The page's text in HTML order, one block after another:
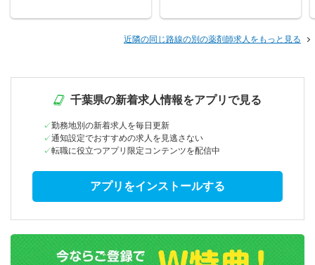
近隣の同じ路線の別の薬剤師求人をもっと見る
千葉県の新着求人情報をアプリで見る
勤務地別の新着求人を毎日更新
通知設定でおすすめの求人を見逃さない
転職に役立つアプリ限定コンテンツを配信中
アプリをインストールする